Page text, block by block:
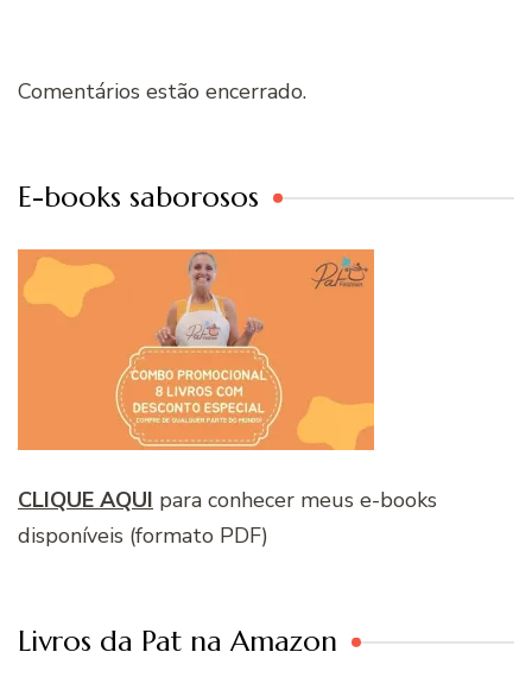
Comentários estão encerrado.
E-books saborosos
CLIQUE AQUI para conhecer meus e-books
disponíveis (formato PDF)
Livros da Pat na Amazon